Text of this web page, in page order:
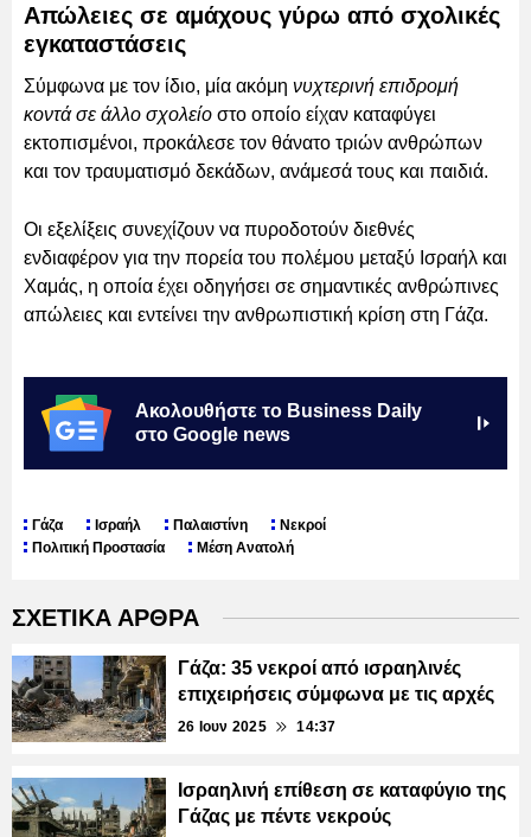
Απώλειες σε αμάχους γύρω από σχολικές
εγκαταστάσεις
Σύμφωνα με τον ίδιο, μία ακόμη νυχτερινή επιδρομή
κοντά σε άλλο σχολείο στο οποίο είχαν καταφύγει
εκτοπισμένοι, προκάλεσε τον θάνατο τριών ανθρώπων
και τον τραυματισμό δεκάδων, ανάμεσά τους και παιδιά.
Οι εξελίξεις συνεχίζουν να πυροδοτούν διεθνές
ενδιαφέρον για την πορεία του πολέμου μεταξύ Ισραήλ και
Χαμάς, η οποία έχει οδηγήσει σε σημαντικές ανθρώπινες
απώλειες και εντείνει την ανθρωπιστική κρίση στη Γάζα.
Ακολουθήστε το Business Daily
στο Google news
Γάζα Ισραήλ Παλαιστίνη
Νεκροί
Πολιτική Προστασία
Μέση Ανατολή
ΣΧΕΤΙΚΑ ΑΡΘΡΑ
Γάζα: 35 νεκροί από ισραηλινές
επιχειρήσεις σύμφωνα με τις αρχές
26 Ιουν 2025 14:37
Ισραηλινή επίθεση σε καταφύγιο της
Γάζας με πέντε νεκρούς